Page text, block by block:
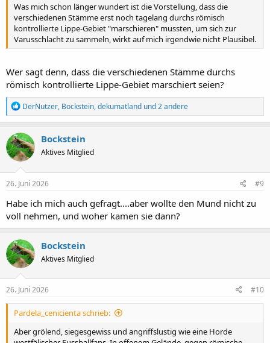
Was mich schon länger wundert ist die Vorstellung, dass die
verschiedenen Stämme erst noch tagelang durchs römisch
kontrollierte Lippe-Gebiet "marschieren" mussten, um sich zur
Varusschlacht zu sammeln, wirkt auf mich irgendwie nicht Plausibel.
Wer sagt denn, dass die verschiedenen Stämme durchs
römisch kontrollierte Lippe-Gebiet marschiert seien?
R
e
a
k
t
i
o
n
e
:
DerNutzer, Bockstein,dekumatland und 2 andere
Bockstein
Aktives Mitglied
26. Juni 2026 #9
Habe ich mich auch gefragt....aber wollte den Mund nicht zu
voll nehmen, und woher kamen sie dann?
Bockstein
Aktives Mitglied
26. Juni 2026 #10
Pardela_cenicienta schrieb:
Aber grölend, siegesgewiss und angriffslustig wie eine Horde